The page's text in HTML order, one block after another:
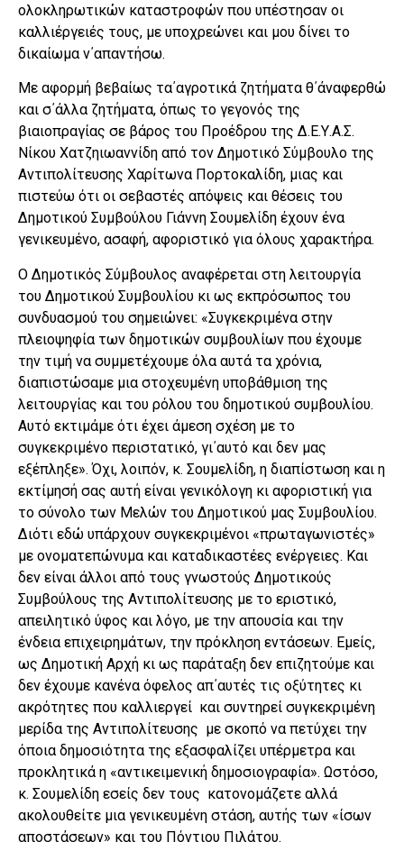
ολοκληρωτικών καταστροφών που υπέστησαν οι
καλλιέργειές τους, με υποχρεώνει και μου δίνει το
δικαίωμα ν΄απαντήσω.
Με αφορμή βεβαίως τα΄αγροτικά ζητήματα θ΄άναφερθώ
και σ΄άλλα ζητήματα, όπως το γεγονός της
βιαιοπραγίας σε βάρος του Προέδρου της Δ.Ε.Υ.Α.Σ.
Νίκου Χατζηιωαννίδη από τον Δημοτικό Σύμβουλο της
Αντιπολίτευσης Χαρίτωνα Πορτοκαλίδη, μιας και
πιστεύω ότι οι σεβαστές απόψεις και θέσεις του
Δημοτικού Συμβούλου Γιάννη Σουμελίδη έχουν ένα
γενικευμένο, ασαφή, αφοριστικό για όλους χαρακτήρα.
Ο Δημοτικός Σύμβουλος αναφέρεται στη λειτουργία
του Δημοτικού Συμβουλίου κι ως εκπρόσωπος του
συνδυασμού του σημειώνει: «Συγκεκριμένα στην
πλειοψηφία των δημοτικών συμβουλίων που έχουμε
την τιμή να συμμετέχουμε όλα αυτά τα χρόνια,
διαπιστώσαμε μια στοχευμένη υποβάθμιση της
λειτουργίας και του ρόλου του δημοτικού συμβουλίου.
Αυτό εκτιμάμε ότι έχει άμεση σχέση με το
συγκεκριμένο περιστατικό, γι΄αυτό και δεν μας
εξέπληξε». Όχι, λοιπόν, κ. Σουμελίδη, η διαπίστωση και η
εκτίμησή σας αυτή είναι γενικόλογη κι αφοριστική για
το σύνολο των Μελών του Δημοτικού μας Συμβουλίου.
Διότι εδώ υπάρχουν συγκεκριμένοι «πρωταγωνιστές»
με ονοματεπώνυμα και καταδικαστέες ενέργειες. Και
δεν είναι άλλοι από τους γνωστούς Δημοτικούς
Συμβούλους της Αντιπολίτευσης με το εριστικό,
απειλητικό ύφος και λόγο, με την απουσία και την
ένδεια επιχειρημάτων, την πρόκληση εντάσεων. Εμείς,
ως Δημοτική Αρχή κι ως παράταξη δεν επιζητούμε και
δεν έχουμε κανένα όφελος απ΄αυτές τις οξύτητες κι
ακρότητες που καλλιεργεί και συντηρεί συγκεκριμένη
μερίδα της Αντιπολίτευσης με σκοπό να πετύχει την
όποια δημοσιότητα της εξασφαλίζει υπέρμετρα και
προκλητικά η «αντικειμενική δημοσιογραφία». Ωστόσο,
κ. Σουμελίδη εσείς δεν τους κατονομάζετε αλλά
ακολουθείτε μια γενικευμένη στάση, αυτής των «ίσων
αποστάσεων» και του Πόντιου Πιλάτου.